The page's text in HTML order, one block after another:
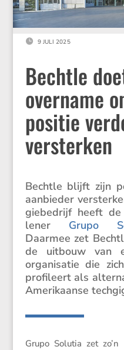
 9 JULI 2025
Bechtle
overname
positie
versterken
Bechtle blijft zijn
aanbieder
gie­be­drijf heeft
lener Grupo
Daarmee zet
de uitbouw van
organi­satie die
profi­leert als
Ameri­kaanse
Grupo Solutia zet